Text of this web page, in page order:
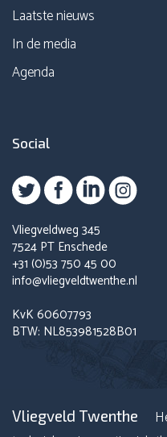
Laatste nieuws
In de media
Agenda
Social
Vliegveldweg 345
7524 PT Enschede
+31 (0)53 750 45 00
info@vliegveldtwenthe.nl
KvK 60607793
BTW: NL853981528B01
Vliegveld Twenthe